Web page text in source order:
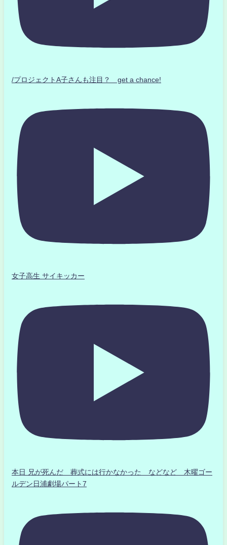
/プロジェクトA子さんも注目？ get a chance!
女子高生 サイキッカー
本日 兄が死んだ 葬式には行かなかった などなど 木曜ゴー
ルデン日浦劇場パート7